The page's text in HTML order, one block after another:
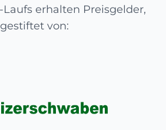
erhalten Preisgelder,
gestiftet von: